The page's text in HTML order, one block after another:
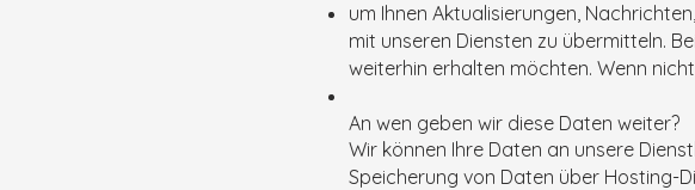
um Ihnen Aktualisierungen,
mit unseren Diensten zu übermitteln.
weiterhin erhalten möchten. Wenn
An wen geben wir diese Daten weiter?
Wir können Ihre Daten an unsere
Speicherung von Daten über Hosting-